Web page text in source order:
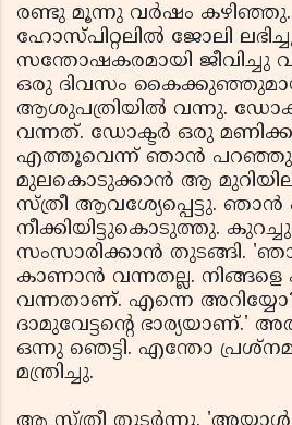
രണ്ടു മൂന്നു വര്‍ഷം കഴിഞ്ഞു.
ഹോസ്പിറ്റലില്‍ ജോലി
സന്തോഷകരമായി ജീവിച്ചു
ഒരു ദിവസം
ആശുപത്രിയില്‍ വന്നു.
വന്നത്. ഡോക്ടര്‍ ഒരു
എത്തൂവെന്ന് ഞാന്‍ പറഞ്ഞു.
മുലകൊടുക്കാന്‍ ആ
സ്ത്രീ ആവശ്യേപ്പെട്ടു.
നീക്കിയിട്ടുകൊടുത്തു.
സംസാരിക്കാന്‍ തുടങ്ങി.
കാണാന്‍ വന്നതല്ല.
വന്നതാണ്. എന്നെ
ദാമുവേട്ടന്റെ ഭാര്യയാണ്.'
ഒന്നു ഞെട്ടി. എന്തോ
മന്ത്രിച്ചു.